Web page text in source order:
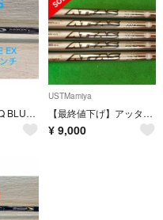
USTマミヤLIN-Q BLUE EX 【5SR】ピンスリーブ付ドライバー用
USTMamiya
【最終値下げ】アッタス アイアン 10S 5本セット
¥ 9,000